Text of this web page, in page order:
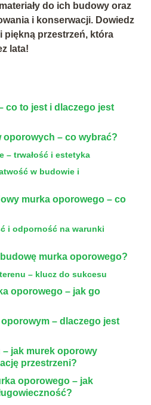
do ich budowy oraz
i konserwacji. Dowiedz
piękną przestrzeń, która
lata!
co to jest i dlaczego jest
oporowych – co wybrać?
– trwałość i estetyka
w budowie i
murka oporowego – co
i odporność na warunki
murka oporowego?
– klucz do sukcesu
oporowego – jak go
– dlaczego jest
– jak murek oporowy
przestrzeni?
oporowego – jak